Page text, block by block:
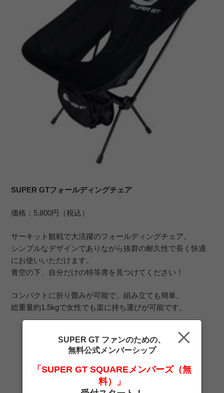
SUPER GTフォールディングチェア
価格：5,800円（税込）
サーキット観戦で大活躍のフォールディングチェア。
シンプルなデザインでありながら抜群の耐久性で長く快適
にお使いいただけます。
青空の下、自分だけの特等席を見つけてください！
コンパクトに折り畳みが可能で、組み立ても簡単。
総重量約1.5kgで女性でも楽に持ち運びが可能です。
SUPER GT ファンのための、
無料公式メンバーシップ
「SUPER GT SQUAREメンバーズ（無
料）」